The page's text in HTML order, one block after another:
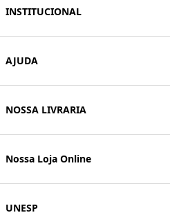
INSTITUCIONAL
AJUDA
NOSSA LIVRARIA
Nossa Loja Online
UNESP